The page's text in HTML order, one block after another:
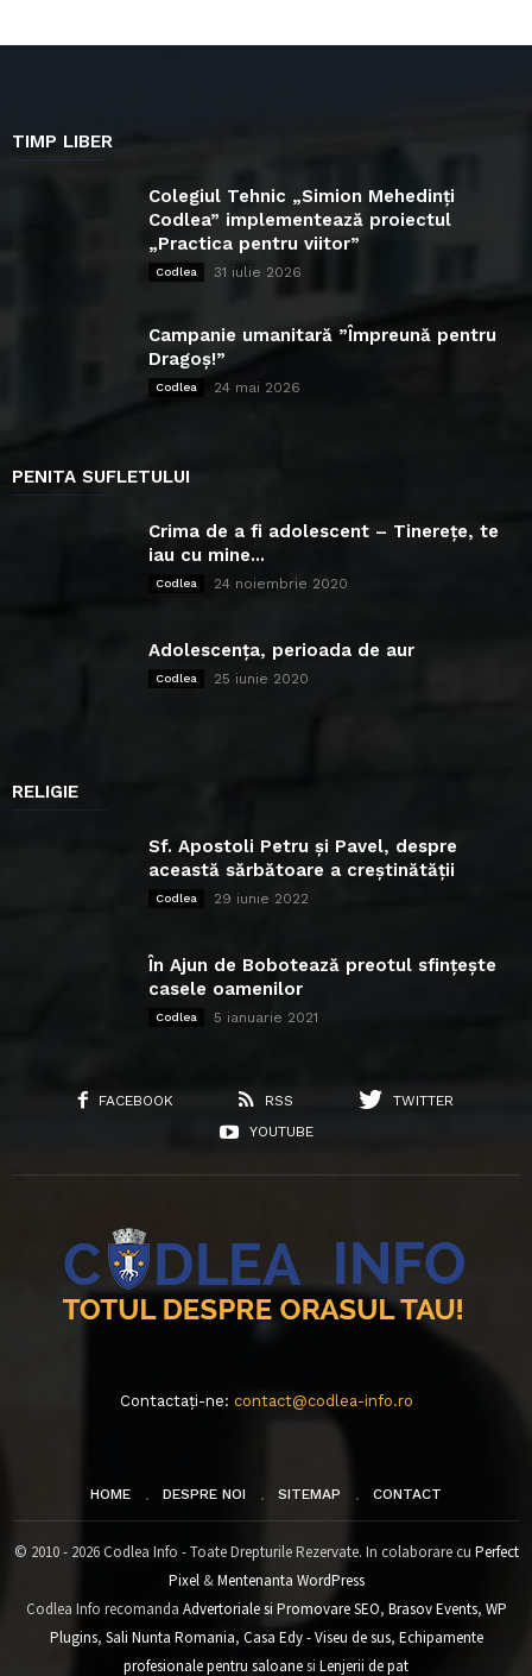
TIMP LIBER
Colegiul Tehnic „Simion Mehedinți
Codlea” implementează proiectul
„Practica pentru viitor”
Codlea 31 iulie 2026
Campanie umanitară ”Împreună pentru
Dragoș!”
Codlea 24 mai 2026
PENITA SUFLETULUI
Crima de a fi adolescent – Tinerețe, te
iau cu mine...
Codlea 24 noiembrie 2020
Adolescența, perioada de aur
Codlea 25 iunie 2020
RELIGIE
Sf. Apostoli Petru și Pavel, despre
această sărbătoare a creștinătății
Codlea 29 iunie 2022
În Ajun de Bobotează preotul sfințește
casele oamenilor
Codlea 5 ianuarie 2021
FACEBOOK RSS
TWITTER
YOUTUBE
Contactați-ne: contact@codlea-info.ro
HOME DESPRE NOI SITEMAP CONTACT
© 2010 - 2026 Codlea Info - Toate Drepturile Rezervate. In colaborare cu Perfect
Pixel&Mentenanta WordPress
Codlea Info recomanda Advertoriale si Promovare SEO, Brasov Events, WP
Plugins, Sali Nunta Romania, Casa Edy - Viseu de sus, Echipamente
profesionale pentru saloanesi Lenjerii de pat